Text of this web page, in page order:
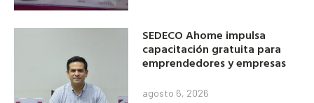
SEDECO Ahome impulsa
capacitación gratuita para
emprendedores y empresas
agosto 6, 2026